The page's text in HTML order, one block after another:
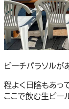
ビーチパラソルが
程よく日陰もあっ
ここで飲む生ビー